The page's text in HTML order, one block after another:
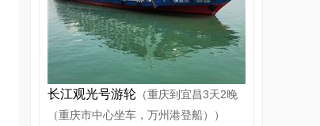
长江观光号游轮 （重庆到宜昌3天2晚
（重庆市中心坐车，万州港登船））